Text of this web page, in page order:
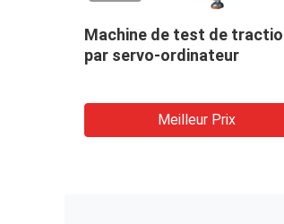
Machine de test de
par servo-ordinateur
Meilleur Prix